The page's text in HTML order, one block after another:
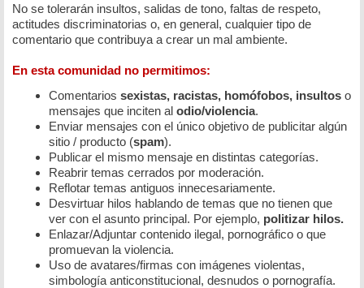
No se tolerarán insultos, salidas de tono, faltas de respeto,
actitudes discriminatorias o, en general, cualquier tipo de
comentario que contribuya a crear un mal ambiente.
En esta comunidad no permitimos:
Comentarios sexistas, racistas, homófobos, insultos o
mensajes que inciten al odio/violencia.
Enviar mensajes con el único objetivo de publicitar algún
sitio / producto (spam).
Publicar el mismo mensaje en distintas categorías.
Reabrir temas cerrados por moderación.
Reflotar temas antiguos innecesariamente.
Desvirtuar hilos hablando de temas que no tienen que
ver con el asunto principal. Por ejemplo, politizar hilos.
Enlazar/Adjuntar contenido ilegal, pornográfico o que
promuevan la violencia.
Uso de avatares/firmas con imágenes violentas,
simbología anticonstitucional, desnudos o pornografía.